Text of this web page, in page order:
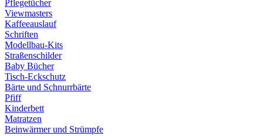
Pflegetücher
Viewmasters
Kaffeeauslauf
Schriften
Modellbau-Kits
Straßenschilder
Baby Bücher
Tisch-Eckschutz
Bärte und Schnurrbärte
Pfiff
Kinderbett
Matratzen
Beinwärmer und Strümpfe